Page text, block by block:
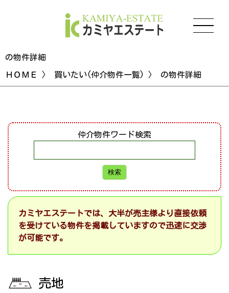
の物件詳細
ＨＯＭＥ 〉 買いたい(仲介物件一覧) 〉 の物件詳細
仲介物件ワード検索
カミヤエステートでは、大半が売主様より直接依頼
を受けている物件を掲載していますので迅速に交渉
が可能です。
売地